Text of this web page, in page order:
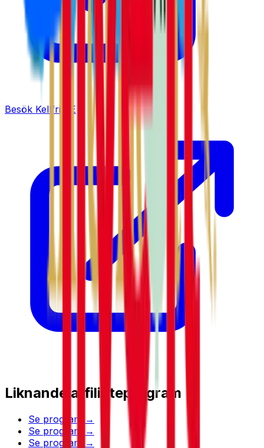
Besök Kellfri SE
Liknande affiliateprogram
Se program →
Se program →
Se program →